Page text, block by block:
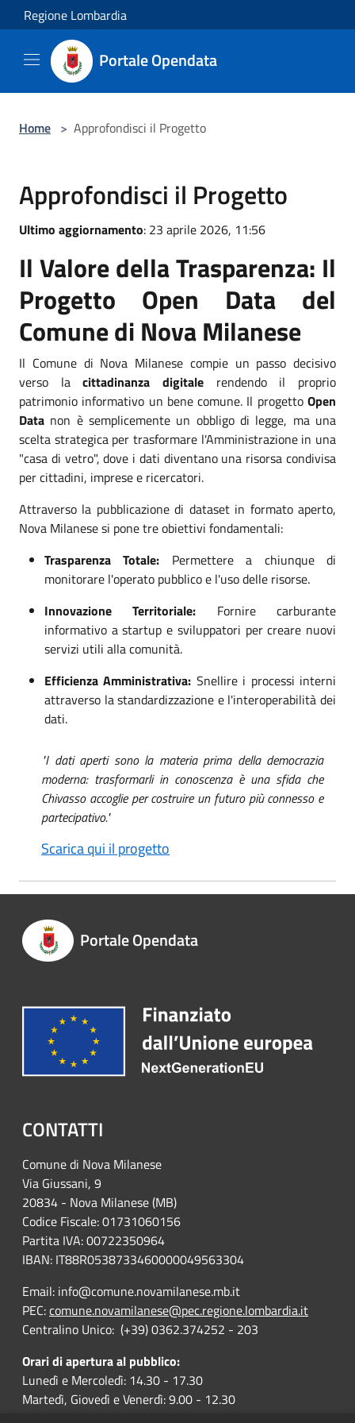
Salta al contenuto principale
Regione Lombardia
Portale Opendata
Home > Approfondisci il Progetto
Approfondisci il Progetto
Ultimo aggiornamento: 23 aprile 2026, 11:56
Il Valore della Trasparenza: Il
Progetto Open Data del
Comune di Nova Milanese
Il Comune di Nova Milanese compie un passo decisivo
verso lacittadinanza digitale rendendo il proprio
patrimonio informativo un bene comune. Il progetto Open
Data non è semplicemente un obbligo di legge, ma una
scelta strategica per trasformare l'Amministrazione in una
"casa di vetro", dove i dati diventano una risorsa condivisa
per cittadini, imprese e ricercatori.
Attraverso la pubblicazione di dataset in formato aperto,
Nova Milanese si pone tre obiettivi fondamentali:
Trasparenza Totale: Permettere a chiunque di
monitorare l'operato pubblico e l'uso delle risorse.
Innovazione Territoriale: Fornire carburante
informativo a startup e sviluppatori per creare nuovi
servizi utili alla comunità.
Efficienza Amministrativa: Snellire i processi interni
attraverso la standardizzazione e l'interoperabilità dei
dati.
"I dati aperti sono la materia prima della democrazia
moderna: trasformarli in conoscenza è una sfida che
Chivasso accoglie per costruire un futuro più connesso e
partecipativo."
Scarica qui il progetto
Portale Opendata
CONTATTI
Comune di Nova Milanese
Via Giussani, 9
20834 - Nova Milanese (MB)
Codice Fiscale: 01731060156
Partita IVA: 00722350964
IBAN: IT88R0538733460000049563304
Email: info@comune.novamilanese.mb.it
PEC:comune.novamilanese@pec.regione.lombardia.it
Centralino Unico: (+39) 0362.374252 - 203
Orari di apertura al pubblico:
Lunedì e Mercoledì: 14.30 - 17.30
Martedì, Giovedì e Venerdì: 9.00 - 12.30